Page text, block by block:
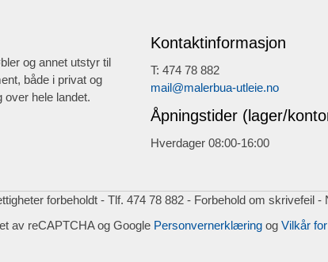
og annet utstyr til
både i privat og
over hele landet.
Kontaktinformasjon
T: 474 78 882
mail@malerbua-utleie.no
Åpningstider (lager/
Hverdager 08:00-16:00
forbeholdt - Tlf. 474 78 882 - Forbehold om skrivefeil -
av reCAPTCHA og GooglePersonvernerklæringogVilkår